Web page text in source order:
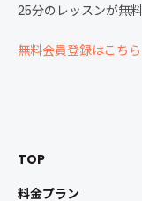
25分のレッスンが無料
無料会員登録はこちら
TOP
料金プラン